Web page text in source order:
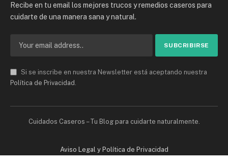
Recibe en tu email los mejores trucos y remedios caseros para
cuidarte de una manera sana y natural.
Si se inscribe en nuestra Newsletter está aceptando nuestra
Política de Privacidad
Cuidados Caseros – Tu Blog para cuidarte naturalmente.
Aviso Legal y Política de Privacidad